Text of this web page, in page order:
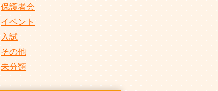
保護者会
イベント
入試
その他
未分類